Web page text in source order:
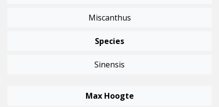
Miscanthus
Species
Sinensis
Max Hoogte